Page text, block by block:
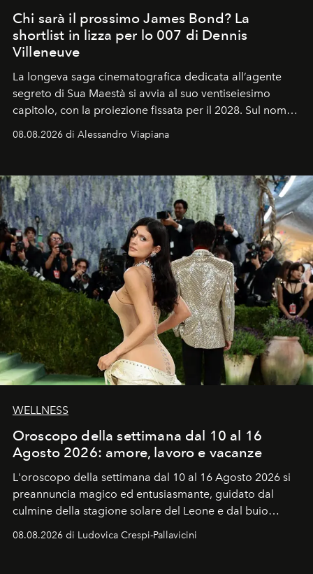
Chi sarà il prossimo James Bond? La
shortlist in lizza per lo 007 di Dennis
Villeneuve
La longeva saga cinematografica dedicata all’agente
segreto di Sua Maestà si avvia al suo ventiseiesimo
capitolo, con la proiezione fissata per il 2028. Sul nome
Craig, però, regna ancora il più assoluto riserbo.
08.08.2026 di Alessandro Viapiana
WELLNESS
Oroscopo della settimana dal 10 al 16
Agosto 2026: amore, lavoro e vacanze
L'oroscopo della settimana dal 10 al 16 Agosto 2026 si
preannuncia magico ed entusiasmante, guidato dal
culmine della stagione solare del Leone e dal buio
ideale per la notte delle Perseidi.
08.08.2026 di Ludovica Crespi-Pallavicini